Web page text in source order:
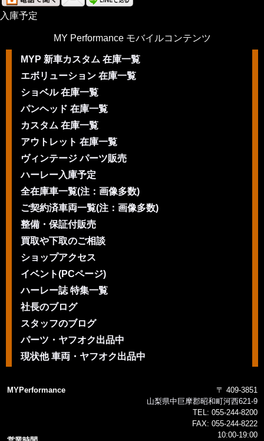
入庫予定
MY Performance モバイルコンテンツ
MYP 新車カスタム 在庫一覧
エボリューション 在庫一覧
ショベル 在庫一覧
パンヘッド 在庫一覧
カスタム 在庫一覧
アウトレット 在庫一覧
ヴィンテージ パーツ販売
ハーレー入庫予定
全在庫車一覧(注：画像多数)
ご契約済車両一覧(注：画像多数)
整備・保証付販売
買取や下取のご相談
ショップアクセス
イベント(PCページ)
ハーレー誌 特集一覧
社長のブログ
スタッフのブログ
パーツ・ヤフオク出品中
現状他 車両・ヤフオク出品中
MYPerformance
〒 409-3851
山梨県中巨摩郡昭和町河西621-9
TEL: 055-244-8200
FAX: 055-244-8222
10:00-19:00